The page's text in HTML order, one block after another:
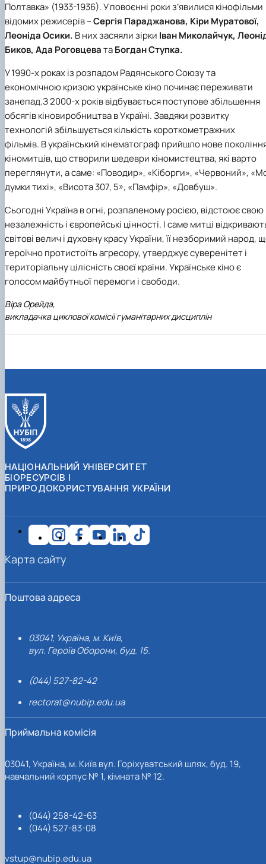
Полтавка» (1933-1936). У повоєнні роки з’явилися кінофільми
відомих режисерів –Сергія Параджанова, Кіри Муратової,
Леоніда Осики. В них засяяли зірки Іван Миколайчук,
Биков, Ада РоговцеватаБогдан Ступка.
У 1990-х роках із розпадом Радянського Союзу та
економічною кризою українське кіно починає переживати
занепад.З 2000-х років відбувається поступове збільшення
обсягів кіновиробництва в Україні. Завдяки розвитку
технологій збільшується кількість короткометражних
фільмів. В український кінематограф прийшло нове
кіномитців, що створили шедеври кіномистецтва, які варто
переглянути, а саме: «Поводир», «Кіборги», «Червоний»,
думки тихі», «Висота 307, 5», «Памфір», «Довбуш».
Сьогодні Україна в огні, розпаленому росією, відстоює свою
незалежність і європейські цінності. І саме митці
світові велич і духовну красу України, її незборимий народ,
героїчно протистоїть агресору, утверджує суверенітет і
територіальну цілісність своєї країни. Українське кіно є
голосом майбутньої перемоги і свободи.
Віра Орейда,
викладачка циклової комісії гуманітарних дисциплін
НАЦІОНАЛЬНИЙ УНІВЕРСИТЕТ
БІОРЕСУРСІВ І
ПРИРОДОКОРИСТУВАННЯ УКРАЇНИ
Поштова адреса
03041, Україна, м. Київ,
вул. Героїв Оборони, буд. 15.
(044) 527-82-42
rectorat@nubip.edu.ua
Приймальна комісія
03041, Україна, м. Київ вул. Горіхуватський шлях, буд. 19,
навчальний корпус № 1, кімната № 12.
(044) 258-42-63
(044) 527-83-08
vstup@nubip.edu.ua
Карта сайту